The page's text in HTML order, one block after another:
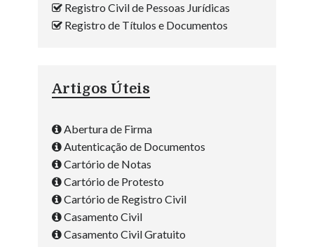
Registro Civil de Pessoas Jurídicas
Registro de Títulos e Documentos
Artigos Úteis
Abertura de Firma
Autenticação de Documentos
Cartório de Notas
Cartório de Protesto
Cartório de Registro Civil
Casamento Civil
Casamento Civil Gratuito